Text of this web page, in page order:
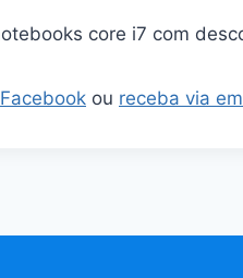
core i7 com
Facebook ou receba via